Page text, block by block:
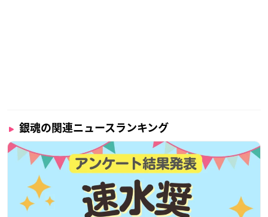
銀魂の関連ニュースランキング